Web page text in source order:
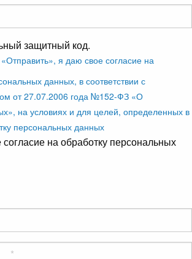
защитный код.
я даю свое согласие на
данных, в соответствии с
от 27.07.2006 года №152-ФЗ «О
на условиях и для целей, определенных в
персональных данных
на обработку персональных